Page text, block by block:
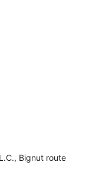
Bignut route